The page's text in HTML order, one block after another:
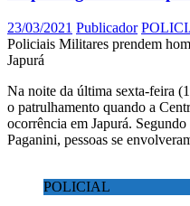
23/03/2021 Publicador
Policiais Militares prendem
Japurá
Na noite da última sexta-feira
o patrulhamento quando a
ocorrência em Japurá.
Paganini, pessoas se
POLICIAL